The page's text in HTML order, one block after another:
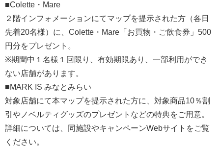
■Colette・Mare
２階インフォメーションにてマップを提示された方（各日
先着20名様）に、Colette・Mare「お買物・ご飲食券」500
円分をプレゼント。
※期間中１名様１回限り、有効期限あり、一部利用ができ
ない店舗があります。
■MARK IS みなとみらい
対象店舗にて本マップを提示された方に、対象商品10％割
引やノベルティグッズのプレゼントなどの特典をご用意。
詳細については、同施設やキャンペーンWebサイトをご覧
ください。